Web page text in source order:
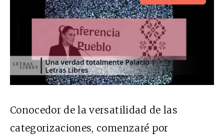
Conocedor de la versatilidad de las
categorizaciones, comenzaré por